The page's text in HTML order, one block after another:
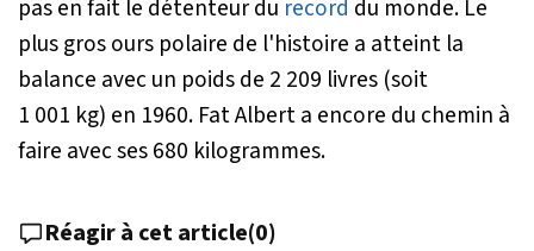
pas en fait le détenteur du record du monde. Le
plus gros ours polaire de l'histoire a atteint la
balance avec un poids de 2 209 livres (soit
1 001 kg) en 1960. Fat Albert a encore du chemin à
faire avec ses 680 kilogrammes.
Réagir à cet article(0)